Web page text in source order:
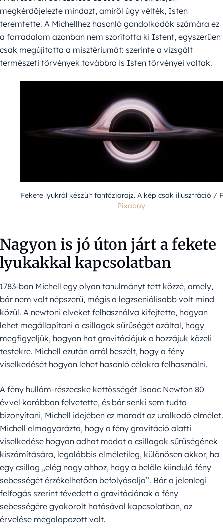
megkérdőjelezte mindazt, amiről úgy vélték, Isten
teremtette. A Michellhez hasonló gondolkodók számára ez
a forradalom azonban nem szorította ki Istent, egyszerűen
csak megújította a misztériumát: szerinte a vizsgált
természeti törvények továbbra is Isten törvényei voltak.
Fekete lyukról készült fantáziarajz. A kép csak illusztráció /
Pixabay
Nagyon is jó úton járt a fekete
lyukakkal kapcsolatban
1783-ban Michell egy olyan tanulmányt tett közzé, amely,
bár nem volt népszerű, mégis a legzseniálisabb volt mind
közül. A newtoni elveket felhasználva kifejtette, hogyan
lehet megállapítani a csillagok sűrűségét azáltal, hogy
megfigyeljük, hogyan hat gravitációjuk a hozzájuk közeli
testekre. Michell ezután arról beszélt, hogy a fény
viselkedését hogyan lehet hasonló célokra felhasználni.
A fény hullám-részecske kettősségét Isaac Newton 80
évvel korábban felvetette, és bár senki sem tudta
bizonyítani, Michell idejében ez maradt az uralkodó elmélet.
Michell elmagyarázta, hogy a fény gravitáció alatti
viselkedése hogyan adhat módot a csillagok sűrűségének
kiszámítására, legalábbis elméletileg, különösen akkor, ha
egy csillag „elég nagy ahhoz, hogy a belőle kiinduló fény
sebességét érzékelhetően befolyásolja”. Bár a jelenlegi
felfogás szerint tévedett a gravitációnak a fény
sebességére gyakorolt hatásával kapcsolatban, az
érvelése megalapozott volt.